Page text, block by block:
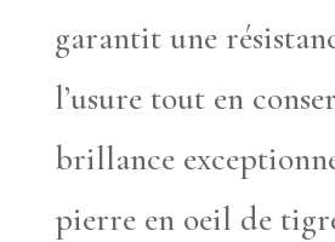
garantit une
l’usure tout en
brillance
pierre en oeil de